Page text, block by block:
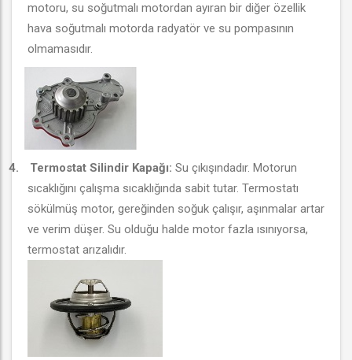
motoru, su soğutmalı motordan ayıran bir diğer özellik
hava soğutmalı motorda radyatör ve su pompasının
olmamasıdır.
4. Termostat Silindir Kapağı: Su çıkışındadır. Motorun
sıcaklığını çalışma sıcaklığında sabit tutar. Termostatı
sökülmüş motor, gereğinden soğuk çalışır, aşınmalar artar
ve verim düşer. Su olduğu halde motor fazla ısınıyorsa,
termostat arızalıdır.